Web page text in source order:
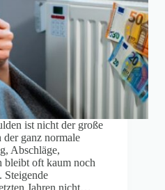
ist nicht der große
ganz normale
Abschläge,
bleibt oft kaum noch
Steigende